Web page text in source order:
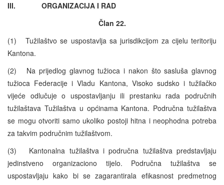
III. ORGANIZACIJA I RAD
Član 22.
(1) Tužilaštvo se uspostavlja sa jurisdikcijom za cijelu teritoriju
Kantona.
(2) Na prijedlog glavnog tužioca i nakon što sasluša glavnog
tužioca Federacije i Vladu Kantona, Visoko sudsko i tužilačko
vijeće odlučuje o uspostavljanju ili prestanku rada područnih
tužilaštava Tužilaštva u općinama Kantona. Područna tužilaštva
se mogu otvoriti samo ukoliko postoji hitna i neophodna potreba
za takvim područnim tužilaštvom.
(3) Kantonalna tužilaštva i područna tužilaštva predstavljaju
jedinstveno organizaciono tijelo. Područna tužilaštva se
uspostavljaju kako bi se zagarantirala efikasnost predmetnog